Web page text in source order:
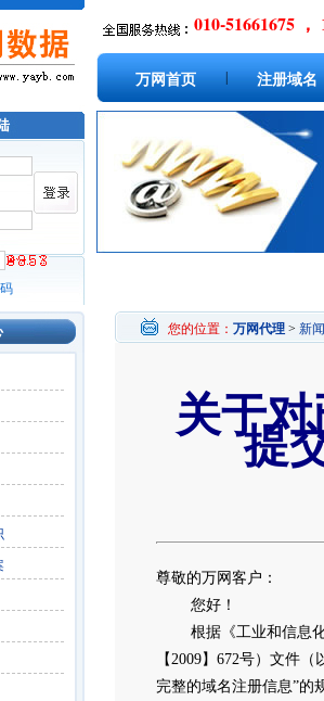
010-51661675 ，
万网首页 注册域名
您的位置： 万网代理 > 新
关于
提
尊敬的万网客户：
您好！
根据《工业和信息化
【2009】672号）文件
完整的域名注册信息”的